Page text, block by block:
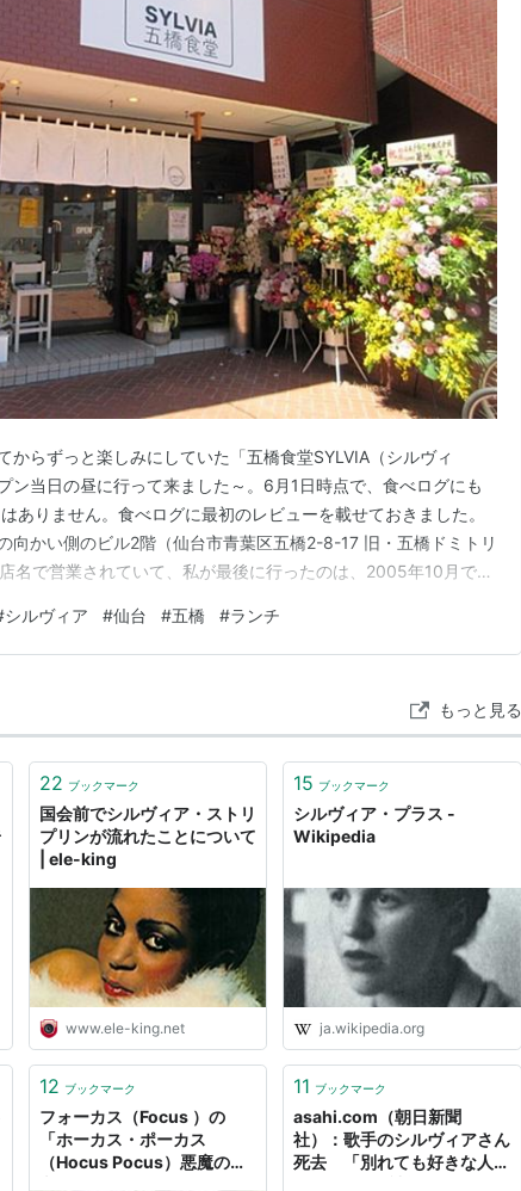
John Toon (Cinematography by)
ロウ Gwyneth Paltrow as Sylvia Plath
Craig as Ted Hughes
Harris as Al Alvarez
Danner as Aurelia Plath
Gambon as Professor Thomas
Casar as Assia Wevill
ル Andrew Havill as David Wevill
ート Lucy Davenport as Doreen
Holloway as Martha Bergstrom
ン David Birkin as Morecambe
Bruce as Elizabeth
Julian Firth as James Michie
ズ Jeremy Fowlds as Mr. Robinson
Mears as Charles Langridge
ャン Anthony Strachan as Michael Boddy
からずっと楽しみにしていた「五橋食堂SYLVIA（シルヴィ
ン当日の昼に行って来ました～。6月1日時点で、食べログにも
ありません。食べログに最初のレビューを載せておきました。
向かい側のビル2階（仙台市青葉区五橋2-8-17 旧・五橋ドミトリ
名で営業されていて、私が最後に行ったのは、2005年10月でし
きました。お父様が築き上げた五橋の名店を、息子さんが再オー
いですね！ 11…
シルヴィア #仙台 #五橋 #ランチ
もっと見る
22 ブックマーク
国会前でシルヴィア・ストリ
プリンが流れたことについて
| ele-king
www.ele-king.net
15 ブックマーク
シルヴィア・プラス -
Wikipedia
ja.wikipedia.org
12 ブックマーク
フォーカス（Focus ）の
「ホーカス・ポーカス
（Hocus Pocus）悪魔の呪
11 ブックマーク
asahi.com（朝日新聞
社）：歌手のシルヴィアさん
死去 「別れても好きな人」